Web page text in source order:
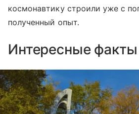
космонавтику строили уже с
полученный опыт.
Интересные